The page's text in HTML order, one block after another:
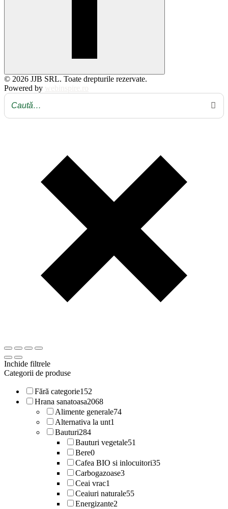
© 2026 JJB SRL. Toate drepturile rezervate.
Powered by
Inchide filtrele
Categorii de produse
Fără categorie152
Hrana sanatoasa2068
Alimente generale74
Alternativa la unt1
Bauturi284
Bauturi vegetale51
Bere0
Cafea BIO si inlocuitori35
Carbogazoase3
Ceai vrac1
Ceaiuri naturale55
Energizante2